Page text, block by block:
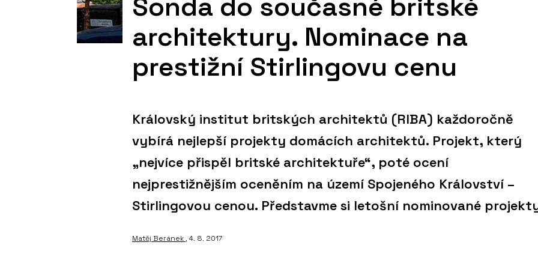
Sonda do současné britské
architektury. Nominace na
prestižní Stirlingovu cenu
Královský institut britských architektů (RIBA) každoročně
vybírá nejlepší projekty domácích architektů. Projekt, který
„nejvíce přispěl britské architektuře“, poté ocení
nejprestižnějším oceněním na území Spojeného Království –
Stirlingovou cenou. Představme si letošní nominované
Matěj Beránek, 4. 8. 2017